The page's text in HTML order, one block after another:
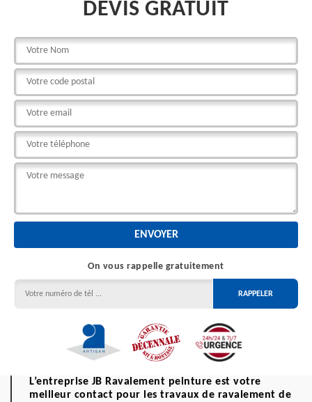
DEVIS GRATUIT
On vous rappelle gratuitement
L’entreprise JB Ravalement peinture est votre
meilleur contact pour les travaux de ravalement de